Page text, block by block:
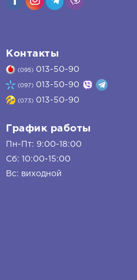
Контакты
(095) 013-50-90
(097) 013-50-90
(073) 013-50-90
График работы
Пн-Пт: 9:00-18:00
Сб: 10:00-15:00
Вс: виходной